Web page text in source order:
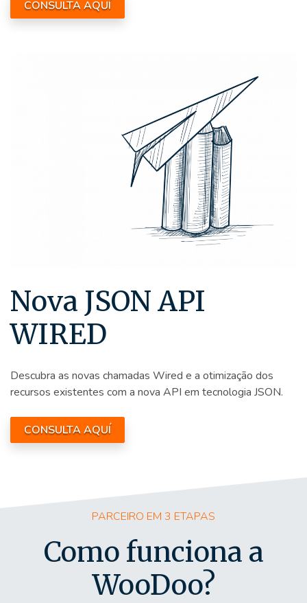
CONSULTA AQUÍ
Nova JSON API
WIRED
Descubra as novas chamadas Wired e a otimização dos
recursos existentes com a nova API em tecnologia JSON.
CONSULTA AQUÍ
PARCEIRO EM 3 ETAPAS
Como funciona a
WooDoo?